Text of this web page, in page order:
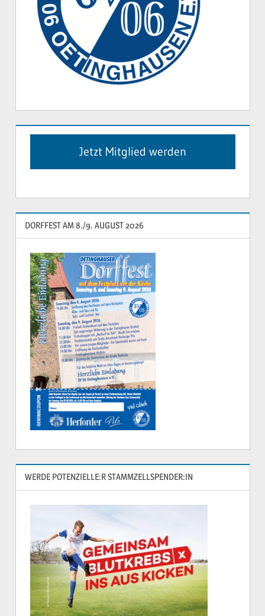
Jetzt Mitglied werden
DORFFEST AM 8./9. AUGUST 2026
WERDE POTENZIELLE:R STAMMZELLSPENDER:IN